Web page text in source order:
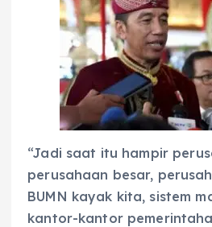
“Jadi saat itu hampir
perusahaa­n besar,
BUMN kayak kita, sistem
kantor-kantor